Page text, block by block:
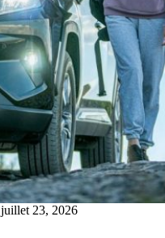
juillet 23, 2026